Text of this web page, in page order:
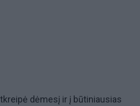
dėmesį ir į būtiniausias